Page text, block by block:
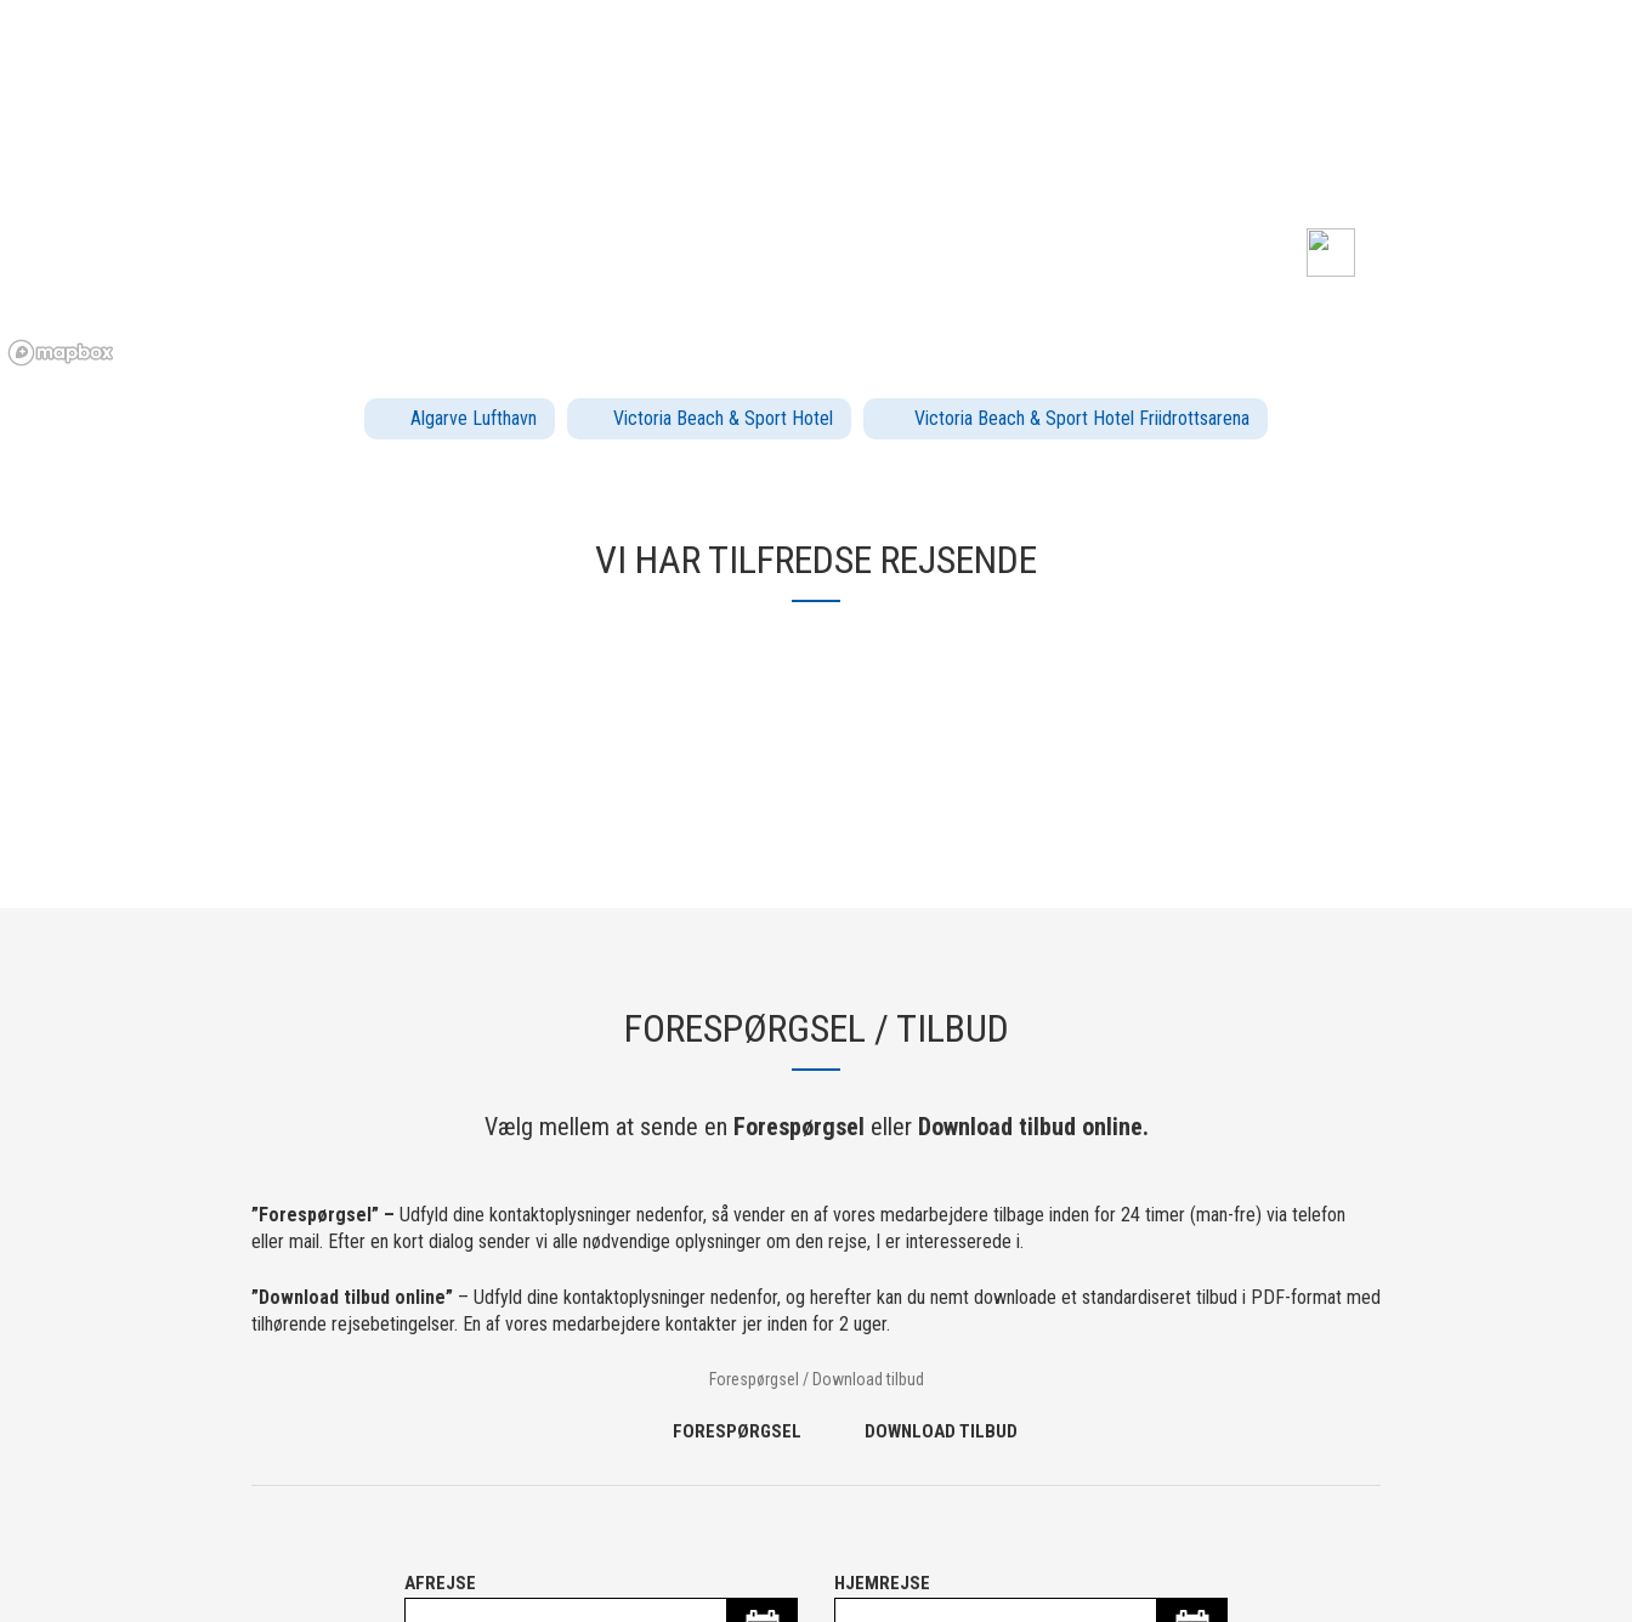
Algarve Lufthavn Victoria Beach & Sport Hotel Victoria Beach & Sport Hotel Friidrottsarena
VI HAR TILFREDSE REJSENDE
FORESPØRGSEL / TILBUD
Vælg mellem at sende en Forespørgsel eller Download tilbud online.
”Forespørgsel” – Udfyld dine kontaktoplysninger nedenfor, så vender en af vores medarbejdere tilbage inden for 24 timer (man-fre) via telefon
eller mail. Efter en kort dialog sender vi alle nødvendige oplysninger om den rejse, I er interesserede i.
”Download tilbud online” – Udfyld dine kontaktoplysninger nedenfor, og herefter kan du nemt downloade et standardiseret tilbud i PDF-format med
tilhørende rejsebetingelser. En af vores medarbejdere kontakter jer inden for 2 uger.
Forespørgsel / Download tilbud
FORESPØRGSEL DOWNLOAD TILBUD
AFREJSE HJEMREJSE